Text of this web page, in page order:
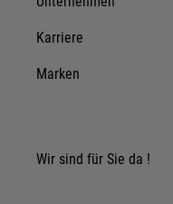
Karriere
Marken
Wir sind für Sie da !